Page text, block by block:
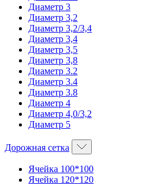
Диаметр 3
Диаметр 3,2
Диаметр 3,2/3,4
Диаметр 3,4
Диаметр 3,5
Диаметр 3,8
Диаметр 3.2
Диаметр 3.4
Диаметр 3.8
Диаметр 4
Диаметр 4,0/3,2
Диаметр 5
Дорожная сетка
Ячейка 100*100
Ячейка 120*120